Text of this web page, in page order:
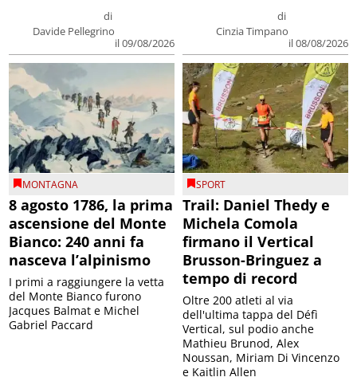
di
Davide Pellegrino
il 09/08/2026
di
Cinzia Timpano
il 08/08/2026
MONTAGNA
8 agosto 1786, la prima
ascensione del Monte
Bianco: 240 anni fa
nasceva l’alpinismo
I primi a raggiungere la vetta
del Monte Bianco furono
Jacques Balmat e Michel
Gabriel Paccard
SPORT
Trail: Daniel Thedy e
Michela Comola
firmano il Vertical
Brusson-Bringuez a
tempo di record
Oltre 200 atleti al via
dell'ultima tappa del Défì
Vertical, sul podio anche
Mathieu Brunod, Alex
Noussan, Miriam Di Vincenzo
e Kaitlin Allen